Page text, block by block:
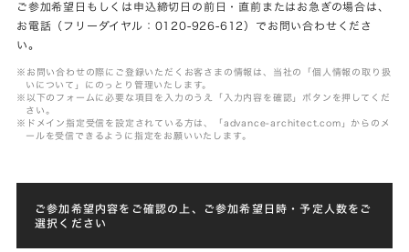
ご参加希望日もしくは申込締切日の前日・直前またはお急ぎの場合は、
お電話（フリーダイヤル：0120-926-612）でお問い合わせくださ
い。
※お問い合わせの際にご登録いただくお客さまの情報は、当社の「個人情報の取り扱
いについて」にのっとり管理いたします。
※以下のフォームに必要な項目を入力のうえ「入力内容を確認」ボタンを押してくだ
さい。
※ドメイン指定受信を設定されている方は、「advance-architect.com」からのメ
ールを受信できるように指定をお願いいたします。
ご参加希望内容をご確認の上、ご参加希望日時・予定人数をご
選択ください